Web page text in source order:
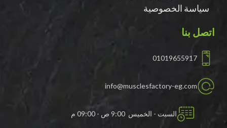
سياسة الخصوصية
اتصل بنا
01019655917
info@musclesfactory-eg.com
السبت - الخميس 9:00 ص - 09:00 م